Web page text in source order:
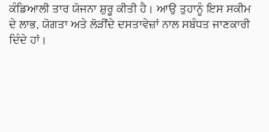
ਕੰਡਿਆਲੀ ਤਾਰ ਯੋਜਨਾ ਸ਼ੁਰੂ ਕੀਤੀ ਹੈ। ਆਉ ਤੁਹਾਨੂੰ ਇਸ ਸਕੀਮ
ਦੇ ਲਾਭ, ਯੋਗਤਾ ਅਤੇ ਲੋੜੀਂਦੇ ਦਸਤਾਵੇਜ਼ਾਂ ਨਾਲ ਸਬੰਧਤ ਜਾਣਕਾਰੀ
ਦਿੰਦੇ ਹਾਂ।